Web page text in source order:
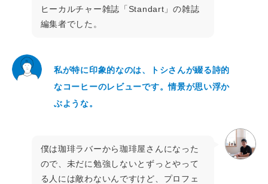
ヒーカルチャー雑誌「Standart」の雑誌
編集者でした。
私が特に印象的なのは、トシさんが綴る詩的
なコーヒーのレビューです。情景が思い浮か
ぶような。
僕は珈琲ラバーから珈琲屋さんになった
ので、未だに勉強しないとずっとやって
る人には敵わないんですけど、プロフェ